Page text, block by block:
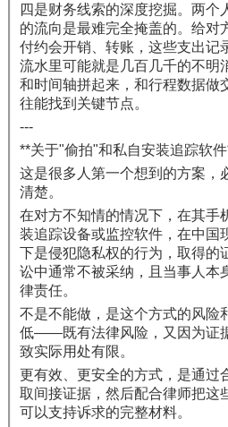
四是财务线索的深度挖掘。两个
的流向是最难完全掩盖的。给对
付约会开销、转账，这些支出记
流水里可能就是几百几千的不明
和时间轴拼起来，和行程数据做
往能找到关键节点。
---
**关于"偷拍"和私自安装追踪软
这是很多人第一个想到的方案，
清楚。
在对方不知情的情况下，在其手
装追踪设备或监控软件，在中国
下是侵犯隐私权的行为，取得的
讼中通常不被采纳，且当事人本
律责任。
不是不能做，是这个方式的风险
低——既有法律风险，又因为证
致实际用处有限。
更有效、更安全的方式，是通过
取间接证据，然后配合律师把这
可以支持诉求的完整材料。